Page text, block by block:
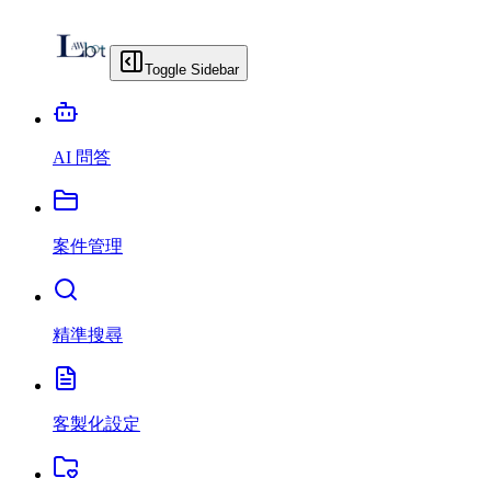
Toggle Sidebar
AI 問答
案件管理
精準搜尋
客製化設定